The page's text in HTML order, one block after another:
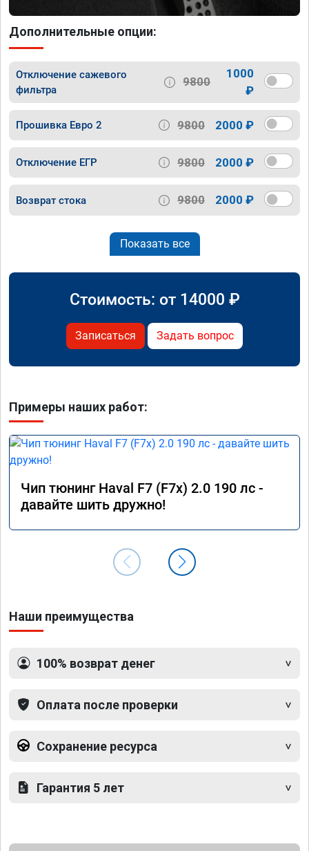
Дополнительные опции:
Отключение сажевого
фильтра
9800
1000
₽
Прошивка Евро 2 9800 2000 ₽
Отключение ЕГР 9800 2000 ₽
Возврат стока 9800 2000 ₽
Показать все
Стоимость: от 14000 ₽
Записаться Задать вопрос
Примеры наших работ:
Чип тюнинг Haval F7 (F7x) 2.0 190 лс -
давайте шить дружно!
Наши преимущества
100% возврат денег
Оплата после проверки
Сохранение ресурса
Гарантия 5 лет